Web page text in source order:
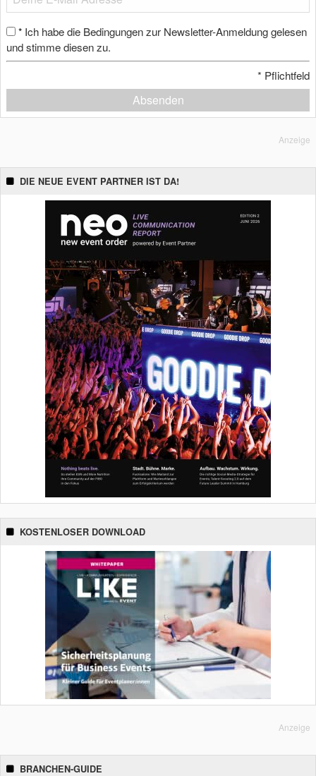
* Ich habe die Bedingungen zur Newsletter-Anmeldung gelesen
und stimme diesen zu.
* Pflichtfeld
Absenden
Anzeige
DIE NEUE EVENT PARTNER IST DA!
KOSTENLOSER DOWNLOAD
Anzeige
BRANCHEN-GUIDE